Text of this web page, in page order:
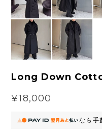
Long Down
¥18,000
なら 手